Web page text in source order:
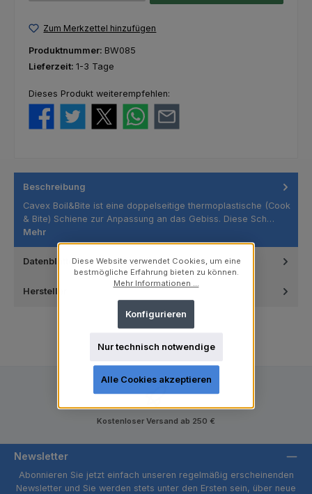
Zum Merkzettel hinzufügen
Produktnummer: BW085
Lieferzeit: 1-3 Tage
Dieses Produkt weiterempfehlen:
Beschreibung
Cavex Boil&Bite ist eine doppelseitige thermoplastische (Cook
& Bite) Schiene zur Anpassung an das Gebiss. Diese Sch…
Mehr
Datenblätter
Hersteller
Kostenloser Versand ab 250 €
Newsletter
Abonnieren Sie jetzt einfach unseren regelmäßig erscheinenden
Newsletter und Sie werden stets unter den Ersten sein, über neue
Diese Website verwendet Cookies, um eine
bestmögliche Erfahrung bieten zu können.
Mehr Informationen ...
Nur technisch notwendige
Konfigurieren
Alle Cookies akzeptieren